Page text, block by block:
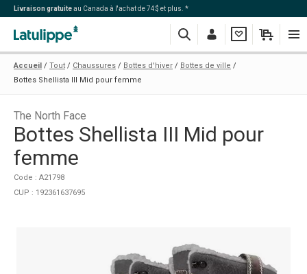
Livraison gratuiteau Canada à l'achat de 74$ et plus. *
Recherche
Me Ma Mon
Accueil Tout Chaussures Bottes d'hiver
Bottes de ville
Bottes Shellista III Mid pour femme
The North Face
Bottes Shellista III Mid pour
femme
Code : A21798
CUP : 192361637695